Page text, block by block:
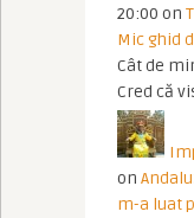
20:00 on
Mic ghid
Cât de
Cred că
on
m-a luat